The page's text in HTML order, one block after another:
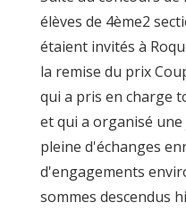
élèves de 4ème2
étaient invités à
la remise du prix
qui a pris en charge
et qui a organisé
pleine d'échanges
d'engagements
sommes descendus